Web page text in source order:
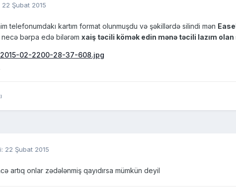
22 Şubat 2015
telefonumdakı kartım format olunmuşdu və şəkillərdə silindi mən
necə bərpa edə bilərəm xaiş təcili kömək edin mənə təcili lazım olan
02-2200-28-37-608.jpg
22 Şubat 2015
artıq onlar zədələnmiş qayıdırsa mümkün deyil